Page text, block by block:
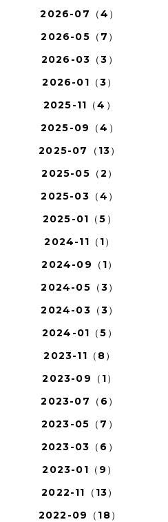
2026-07（4）
2026-05（7）
2026-03（3）
2026-01（3）
2025-11（4）
2025-09（4）
2025-07（13）
2025-05（2）
2025-03（4）
2025-01（5）
2024-11（1）
2024-09（1）
2024-05（3）
2024-03（3）
2024-01（5）
2023-11（8）
2023-09（1）
2023-07（6）
2023-05（7）
2023-03（6）
2023-01（9）
2022-11（13）
2022-09（18）